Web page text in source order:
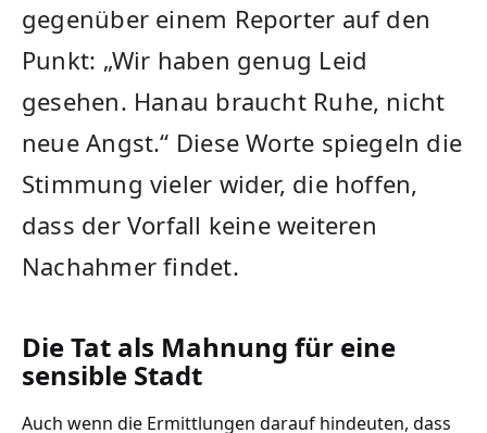
gegenüber einem Reporter auf den
Punkt: „Wir haben genug Leid
gesehen. Hanau braucht Ruhe, nicht
neue Angst.“ Diese Worte spiegeln die
Stimmung vieler wider, die hoffen,
dass der Vorfall keine weiteren
Nachahmer findet.
Die Tat als Mahnung für eine
sensible Stadt
Auch wenn die Ermittlungen darauf hindeuten, dass